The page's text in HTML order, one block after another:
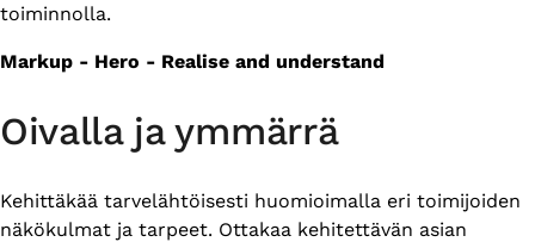
toiminnolla.
Markup - Hero - Realise and understand
Oivalla ja ymmärrä
Kehittäkää tarvelähtöisesti huomioimalla eri toimijoiden
näkökulmat ja tarpeet. Ottakaa kehitettävän asian